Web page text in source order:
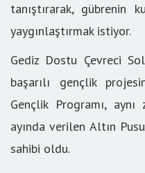
tanıştırarak, gübrenin
yaygınlaştırmak istiyor.
Gediz Dostu Çevreci
başarılı gençlik
Gençlik Programı,
ayında verilen Altın
sahibi oldu.